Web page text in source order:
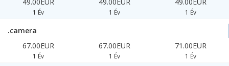
1 Év 1 Év 1 Év
.camera
67.00EUR
1 Év
67.00EUR
1 Év
71.00EUR
1 Év